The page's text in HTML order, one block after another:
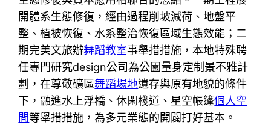
開體系生態修復，經由過程削坡減荷、地盤平
整、植被恢復、水系整治恢復區域生態效能；二
期完美文旅辦舞蹈教室事舉措措施，本地特殊聘
任專門研究design公司為公園量身定制景不雅計
劃，在尊敬礦區舞蹈場地遺存與原有地貌的條件
下，融進水上浮橋、休閑棧道、星空帳篷個人空
間等舉措措施，為多元業態的開闢打好基本。